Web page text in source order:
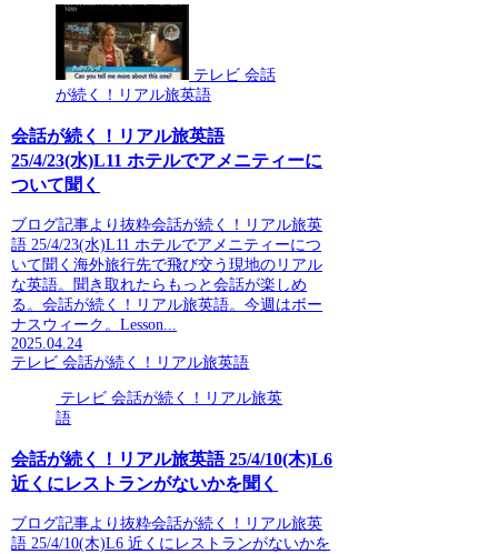
テレビ 会話
が続く！リアル旅英語
会話が続く！リアル旅英語
25/4/23(水)L11 ホテルでアメニティーに
ついて聞く
ブログ記事より抜粋会話が続く！リアル旅英
語 25/4/23(水)L11 ホテルでアメニティーにつ
いて聞く海外旅行先で飛び交う現地のリアル
な英語。聞き取れたらもっと会話が楽しめ
る。会話が続く！リアル旅英語。今週はボー
ナスウィーク。Lesson...
2025.04.24
テレビ 会話が続く！リアル旅英語
テレビ 会話が続く！リアル旅英
語
会話が続く！リアル旅英語 25/4/10(木)L6
近くにレストランがないかを聞く
ブログ記事より抜粋会話が続く！リアル旅英
語 25/4/10(木)L6 近くにレストランがないかを